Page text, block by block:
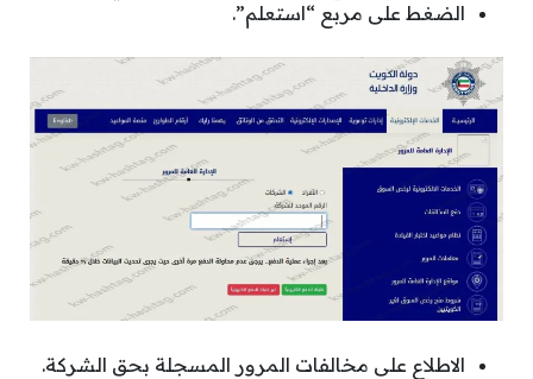
الضغط على مربع “استعلم”.
الاطلاع على مخالفات المرور المسجلة بحق الشركة.